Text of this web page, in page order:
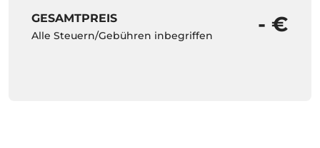
GESAMTPREIS
Alle Steuern/Gebühren inbegriffen - €